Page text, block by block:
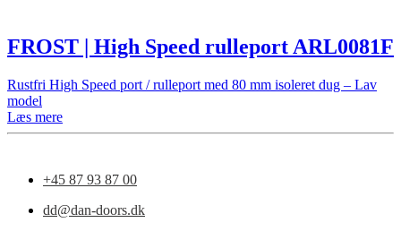
FROST | High Speed rulleport ARL0081F
Rustfri High Speed port / rulleport med 80 mm isoleret dug – Lav
model
Læs mere
+45 87 93 87 00
dd@dan-doors.dk